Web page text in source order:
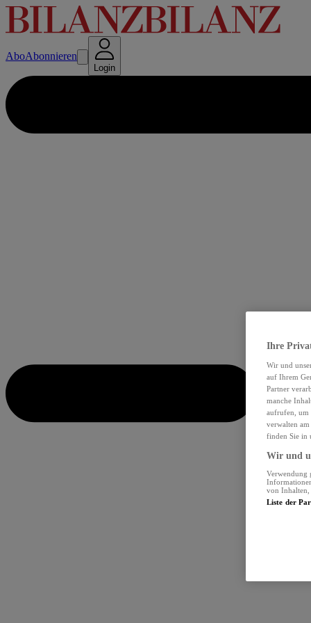
AboAbonnieren
Login
Ihre
Wir und
auf Ihrem
Partner
manche
aufrufen, um
verwalten
finden Sie in
Wir und
Verwendung
von Inhalten,
Liste der